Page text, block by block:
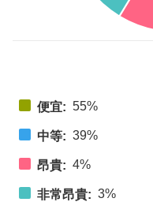
便宜: 55%
中等: 39%
昂貴: 4%
非常昂貴: 3%